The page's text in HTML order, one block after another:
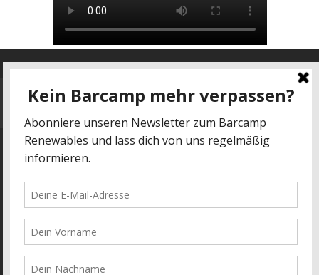
Datenschutz-Impressum
kontakt@barcamp-renewables.de
energieblogger.net